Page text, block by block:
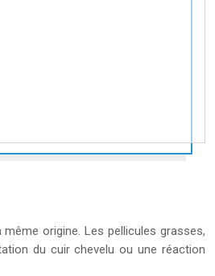
origine. Les pellicules grasses,
du cuir chevelu ou une réaction